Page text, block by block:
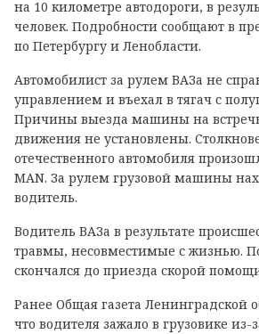
на 10 километре автодороги, в
человек. Подробности сообщают в
по Петербургу и Ленобласти.
Автомобилист за рулем ВАЗа не
управлением и въехал в тягач с
Причины выезда машины на
движения не установлены.
отечественного автомобиля
MAN. За рулем грузовой машины
водитель.
Водитель ВАЗа в результате
травмы, несовместимые с жизнью.
скончался до приезда скорой
Ранее Общая газета Ленинградской
что водителя зажало в грузовике из-